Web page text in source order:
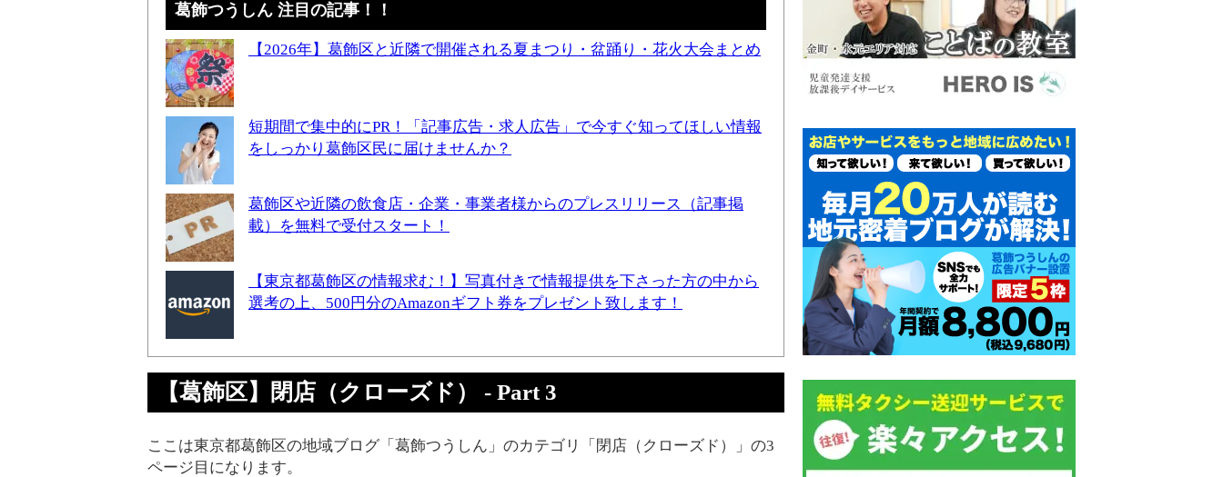
葛飾つうしん 注目の記事！！
【2026年】葛飾区と近隣で開催される夏まつり・盆踊り・花火大会まとめ
短期間で集中的にPR！「記事広告・求人広告」で今すぐ知ってほしい情報
をしっかり葛飾区民に届けませんか？
葛飾区や近隣の飲食店・企業・事業者様からのプレスリリース（記事掲
載）を無料で受付スタート！
【東京都葛飾区の情報求む！】写真付きで情報提供を下さった方の中から
選考の上、500円分のAmazonギフト券をプレゼント致します！
【葛飾区】閉店（クローズド） - Part 3
ここは東京都葛飾区の地域ブログ「葛飾つうしん」のカテゴリ「閉店（クローズド）」の3
ページ目になります。